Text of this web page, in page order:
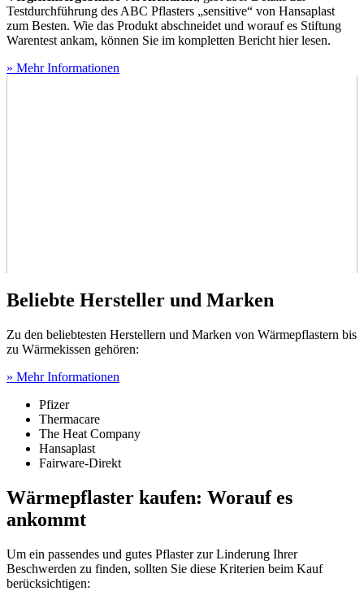
Testdurchführung des ABC Pflasters „sensitive“ von Hansaplast
zum Besten. Wie das Produkt abschneidet und worauf es Stiftung
Warentest ankam, können Sie im kompletten Bericht hier lesen.
» Mehr Informationen
Beliebte Hersteller und Marken
Zu den beliebtesten Herstellern und Marken von Wärmepflastern bis
zu Wärmekissen gehören:
» Mehr Informationen
Pfizer
Thermacare
The Heat Company
Hansaplast
Fairware-Direkt
Wärmepflaster kaufen: Worauf es
ankommt
Um ein passendes und gutes Pflaster zur Linderung Ihrer
Beschwerden zu finden, sollten Sie diese Kriterien beim Kauf
berücksichtigen: